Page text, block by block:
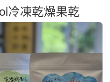
冷凍乾燥果乾